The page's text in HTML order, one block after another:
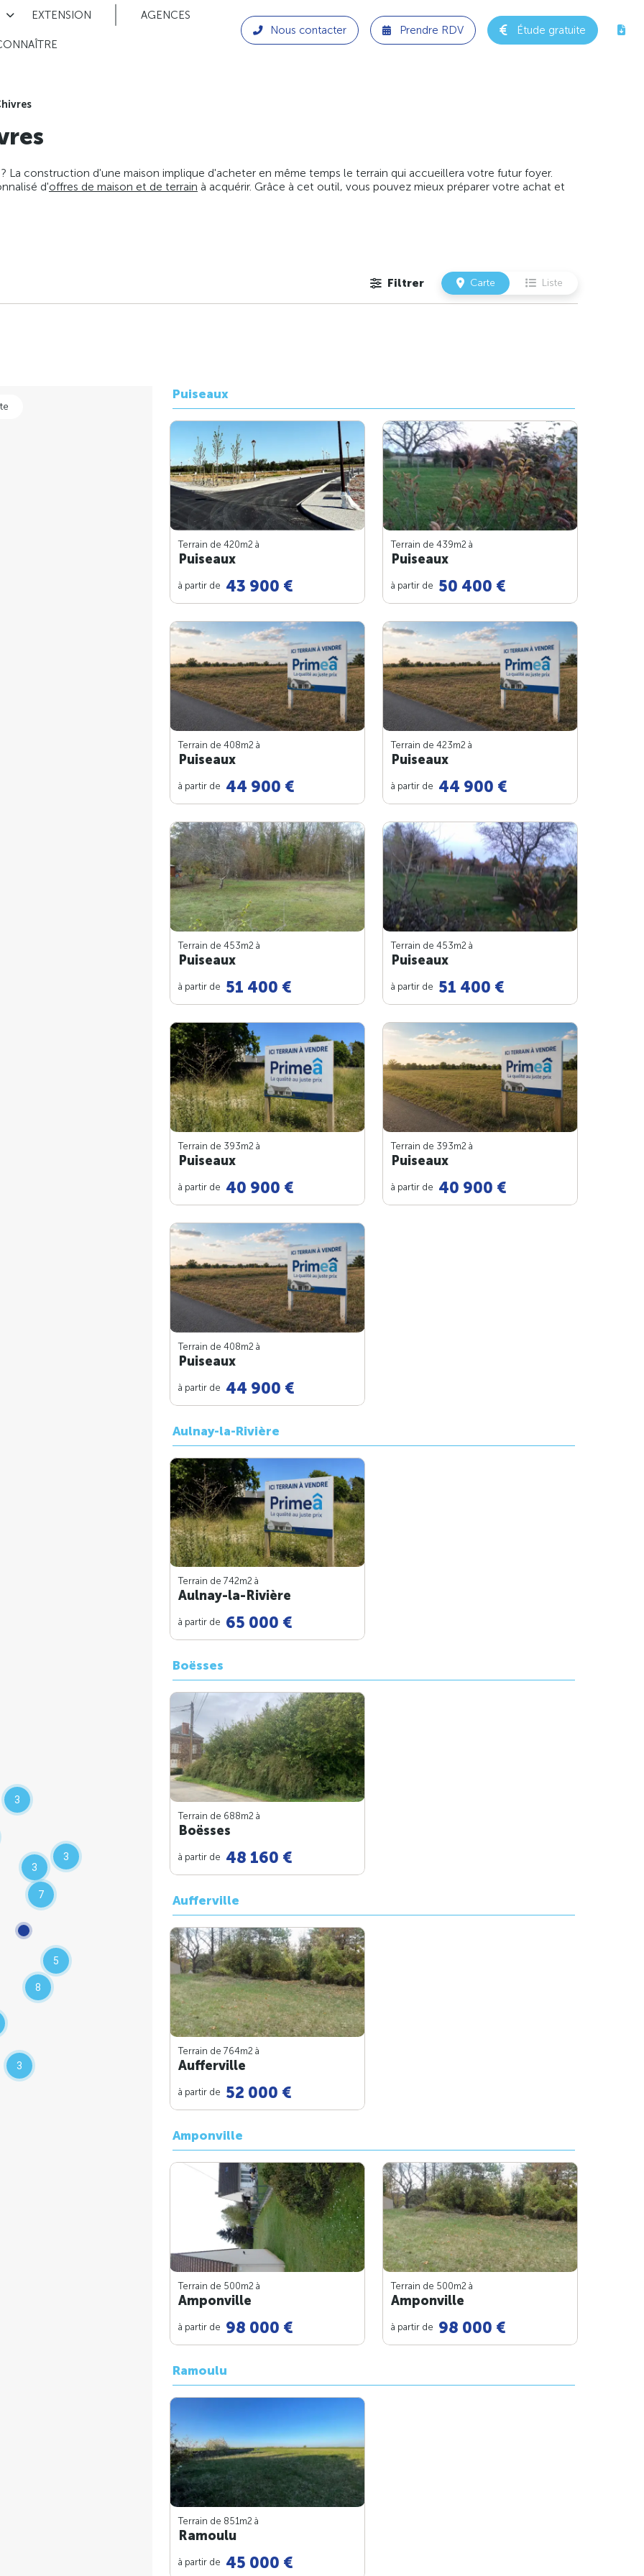
EXTENSION AGENCES
Nous contacter Prendre RDV Étude gratuite
La construction d'une maison implique d'acheter en même temps le terrain qui accueillera votre futur foyer.
d'offres de maison et de terrain à acquérir. Grâce à cet outil, vous pouvez mieux préparer votre achat et
Filtrer Carte Liste
3
7
3
3
5
8
3
Puiseaux
Terrain de 420m2 à
Puiseaux
à partir de 43 900 €
Terrain de 439m2 à
Puiseaux
à partir de 50 400 €
Terrain de 408m2 à
Puiseaux
à partir de 44 900 €
Terrain de 423m2 à
Puiseaux
à partir de 44 900 €
Terrain de 453m2 à
Puiseaux
à partir de 51 400 €
Terrain de 453m2 à
Puiseaux
à partir de 51 400 €
Terrain de 393m2 à
Puiseaux
à partir de 40 900 €
Terrain de 393m2 à
Puiseaux
à partir de 40 900 €
Terrain de 408m2 à
Puiseaux
à partir de 44 900 €
Aulnay-la-Rivière
Terrain de 742m2 à
Aulnay-la-Rivière
à partir de 65 000 €
Boësses
Terrain de 688m2 à
Boësses
à partir de 48 160 €
Aufferville
Terrain de 764m2 à
Aufferville
à partir de 52 000 €
Amponville
Terrain de 500m2 à
Amponville
à partir de 98 000 €
Terrain de 500m2 à
Amponville
à partir de 98 000 €
Ramoulu
Terrain de 851m2 à
Ramoulu
à partir de 45 000 €